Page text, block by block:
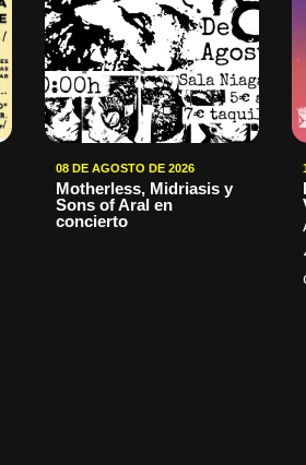
08 DE AGOSTO DE 2026
Motherless, Midriasis y
Sons of Aral en
concierto